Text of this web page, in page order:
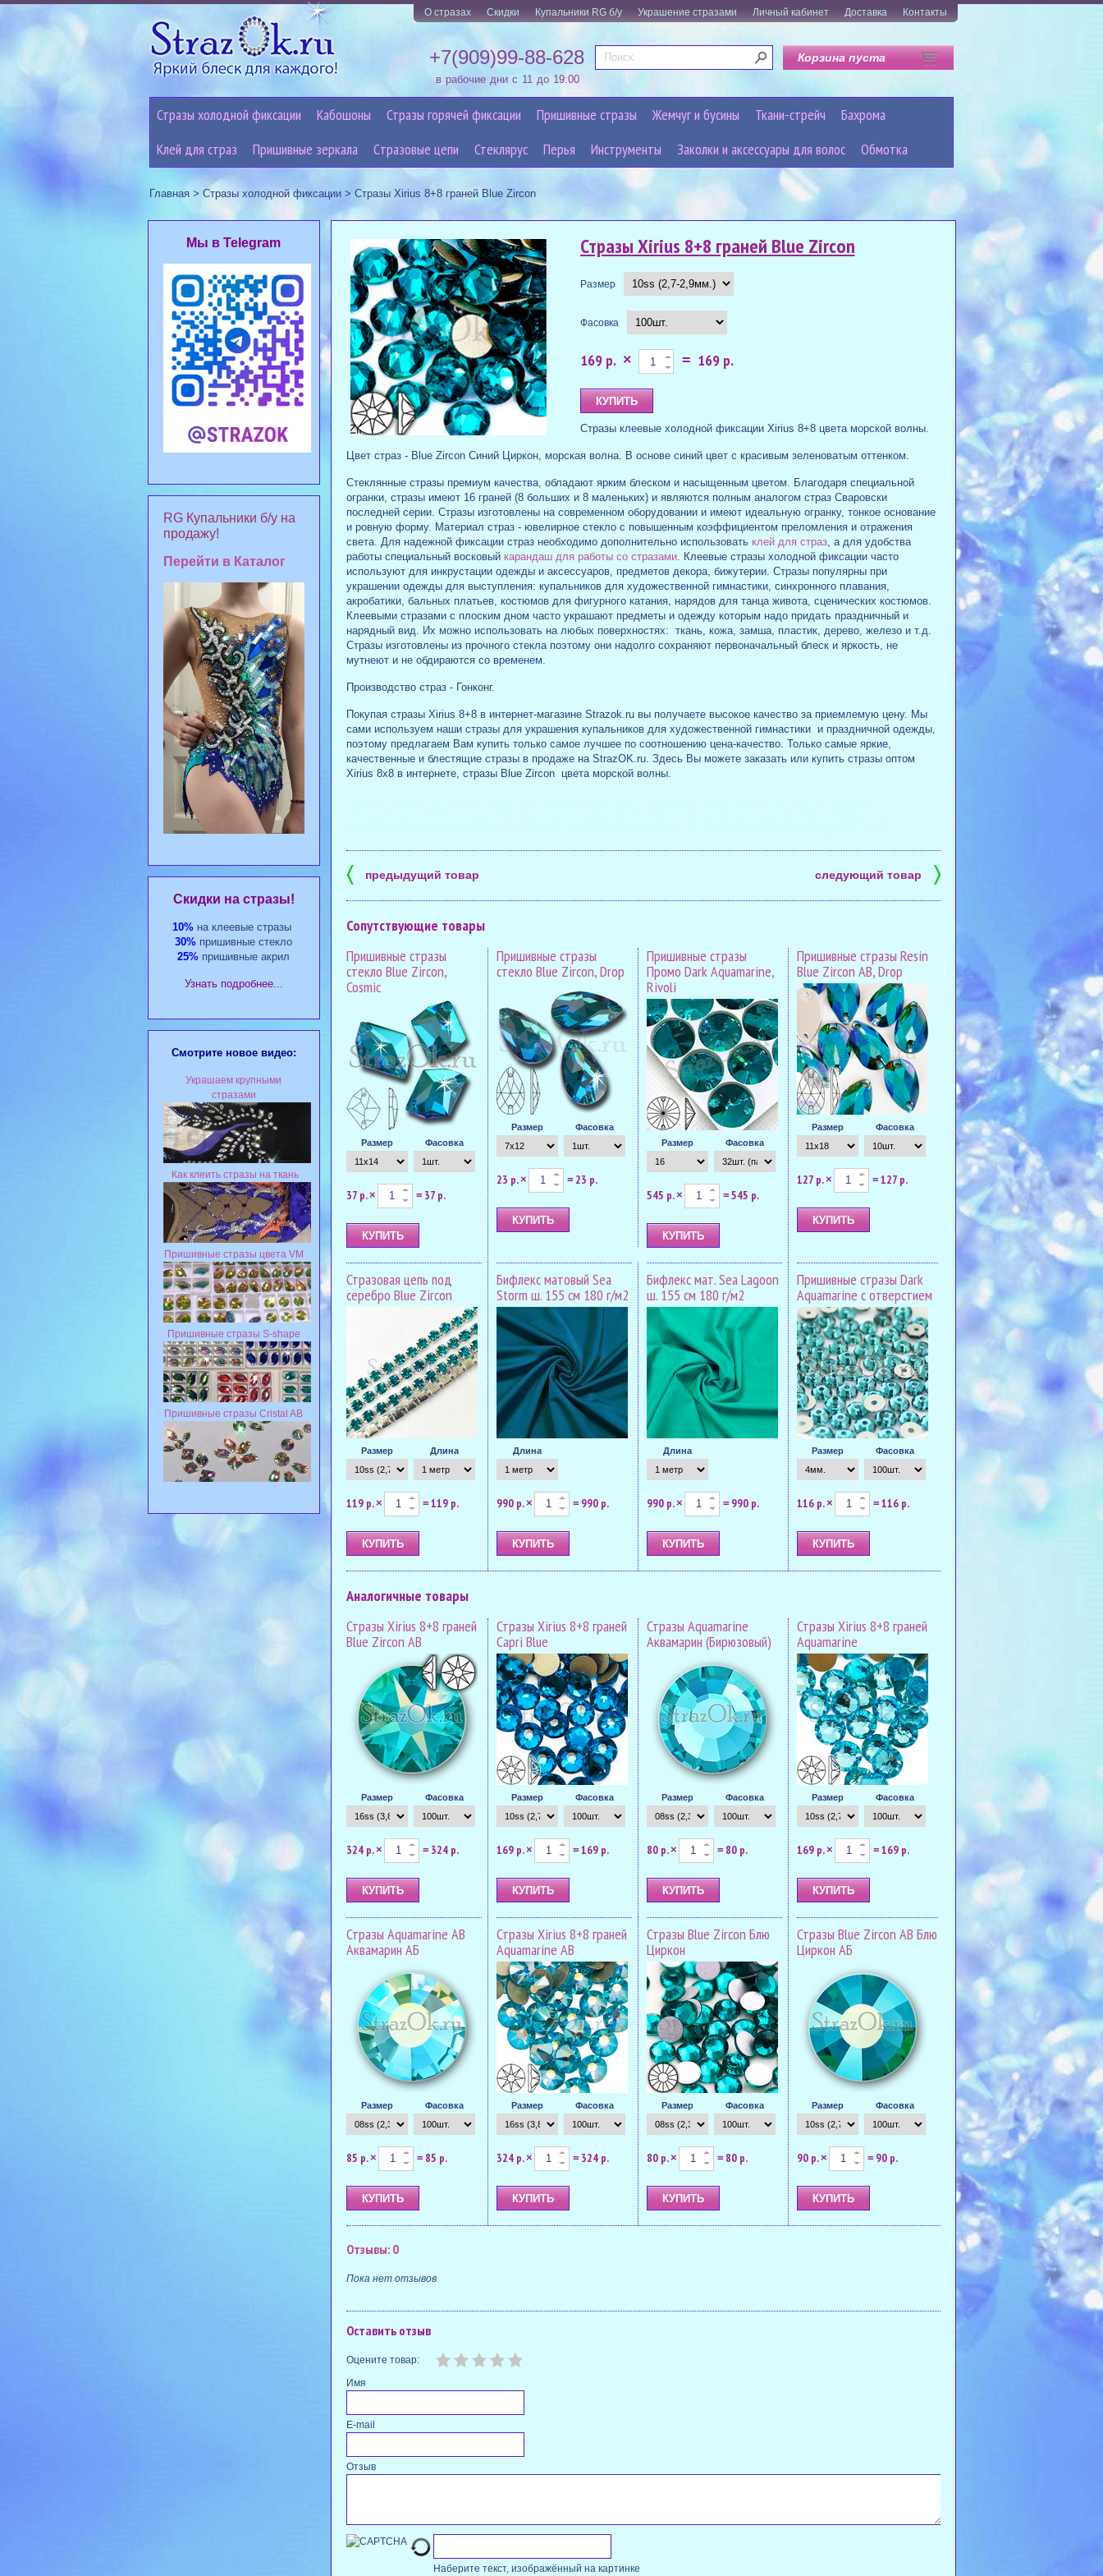
О стразах Скидки Купальники RG б/у Украшение стразами Личный кабинет Доставка Контакты
+7(909)99-88-628
в рабочие дни с 11 до 19:00
Корзина пуста
Стразы холодной фиксации Кабошоны Стразы горячей фиксации Пришивные стразы Жемчуг и бусины Ткани-стрейч
Бахрома
Клей для страз
Пришивные зеркала Cтразовые цепи Стеклярус Перья Инструменты Заколки и аксессуары для волос Обмотка
Главная > Стразы холодной фиксации > Стразы Xirius 8+8 граней Blue Zircon
Стразы Xirius 8+8 граней Blue Zircon
Размер
Фасовка
169 р. × = 169 р.
Стразы клеевые холодной фиксации Xirius 8+8 цвета морской волны.
Цвет страз - Blue Zircon Синий Циркон, морская волна. В основе синий цвет с красивым зеленоватым оттенком.
Стеклянные стразы премиум качества, обладают ярким блеском и насыщенным цветом. Благодаря специальной
огранки, стразы имеют 16 граней (8 больших и 8 маленьких) и являются полным аналогом страз Сваровски
последней серии. Стразы изготовлены на современном оборудовании и имеют идеальную огранку, тонкое основание
и ровную форму. Материал страз - ювелирное стекло с повышенным коэффициентом преломления и отражения
света. Для надежной фиксации страз необходимо дополнительно использовать клей для страз, а для удобства
работы специальный восковый карандаш для работы со стразами. Клеевые стразы холодной фиксации часто
используют для инкрустации одежды и аксессуаров, предметов декора, бижутерии. Стразы популярны при
украшении одежды для выступления: купальников для художественной гимнастики, синхронного плавания,
акробатики, бальных платьев, костюмов для фигурного катания, нарядов для танца живота, сценических костюмов.
Клеевыми стразами с плоским дном часто украшают предметы и одежду которым надо придать праздничный и
нарядный вид. Их можно использовать на любых поверхностях: ткань, кожа, замша, пластик, дерево, железо и т.д.
Стразы изготовлены из прочного стекла поэтому они надолго сохраняют первоначальный блеск и яркость, не
мутнеют и не обдираются со временем.
Производство страз - Гонконг.
Покупая стразы Xirius 8+8 в интернет-магазине Strazok.ru вы получаете высокое качество за приемлемую цену. Мы
сами используем наши стразы для украшения купальников для художественной гимнастики и праздничной одежды,
поэтому предлагаем Вам купить только самое лучшее по соотношению цена-качество. Только самые яркие,
качественные и блестящие стразы в продаже на StrazOK.ru. Здесь Вы можете заказать или купить стразы оптом
Xirius 8x8 в интернете, стразы Blue Zircon цвета морской волны.
〈 предыдущий товар следующий товар 〉
Сопутствующие товары
Пришивные стразы
стекло Blue Zircon,
Cosmic
Размер Фасовка
37 р.× = 37 р.
Пришивные стразы
стекло Blue Zircon, Drop
Размер Фасовка
23 р.× = 23 р.
Пришивные стразы
Промо Dark Aquamarine,
Rivoli
Размер Фасовка
545 р.× = 545 р.
Пришивные стразы Resin
Blue Zircon AB, Drop
Размер Фасовка
127 р.× = 127 р.
Стразовая цепь под
серебро Blue Zircon
Размер Длина
119 р.× = 119 р.
Бифлекс матовый Sea
Storm ш. 155 см 180 г/м2
Длина
990 р.× = 990 р.
Бифлекс мат. Sea Lagoon
ш. 155 см 180 г/м2
Длина
990 р.× = 990 р.
Пришивные стразы Dark
Aquamarine с отверстием
Размер Фасовка
116 р.× = 116 р.
Аналогичные товары
Стразы Xirius 8+8 граней
Blue Zircon AB
Размер Фасовка
324 р.× = 324 р.
Стразы Xirius 8+8 граней
Capri Blue
Размер Фасовка
169 р.× = 169 р.
Стразы Aquamarine
Аквамарин (Бирюзовый)
Размер Фасовка
80 р.× = 80 р.
Стразы Xirius 8+8 граней
Aquamarine
Размер Фасовка
169 р.× = 169 р.
Стразы Aquamarine AB
Аквамарин АБ
Размер Фасовка
85 р.× = 85 р.
Стразы Xirius 8+8 граней
Aquamarine AB
Размер Фасовка
324 р.× = 324 р.
Стразы Blue Zircon Блю
Циркон
Размер Фасовка
80 р.× = 80 р.
Стразы Blue Zircon AB Блю
Циркон АБ
Размер Фасовка
90 р.× = 90 р.
Отзывы: 0
Пока нет отзывов
Оставить отзыв
Оцените товар:
Имя
E-mail
Отзыв
Наберите текст, изображённый на картинке
Мы в Telegram
RG Купальники б/у на
продажу!
Перейти в Каталог
Cкидки на стразы!
10% на клеевые стразы
30% пришивные стекло
25% пришивные акрил
Узнать подробнее...
Смотрите новое видео:
Украшаем крупными
стразами
Как клеить стразы на ткань
Пришивные стразы цвета VM
Пришивные стразы S-shape
Пришивные стразы Cristal AB